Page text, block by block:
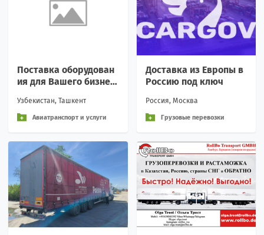
Поставка оборудован
ия для Вашего бизнес
Узбекистан, Ташкент
Авиатранспорт и услуги
Доставка из Европы в
Россию под ключ
Россия, Москва
Грузовые перевозки